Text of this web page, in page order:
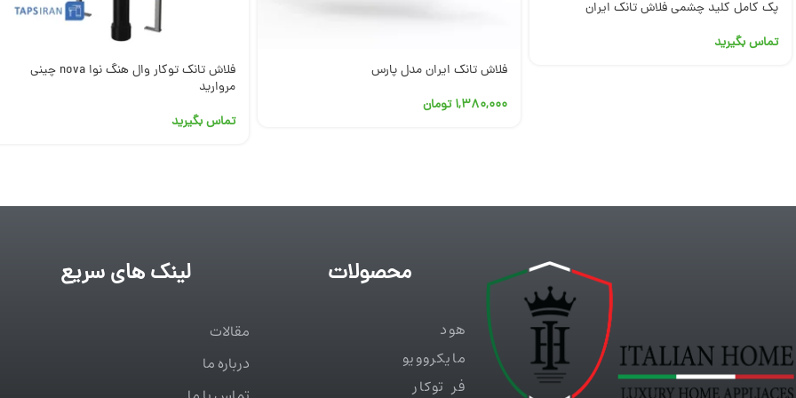
پک کامل کلید چشمی فلاش تانک ایران
تماس بگیرید
فلاش تانک ایران مدل پارس
۱,۳۸۰,۰۰۰ تومان
فلاش تانک توکار وال هنگ نوا nova چینی
مروارید
تماس بگیرید
محصولات
هود
مایکروویو
فر توکار
لینک های سریع
مقالات
درباره ما